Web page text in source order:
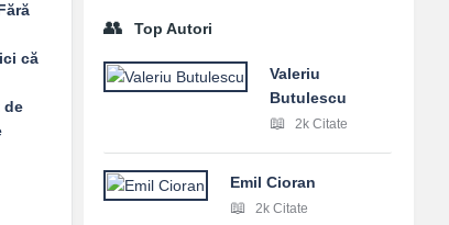
că
de
Top Autori
Valeriu
Butulescu
2k Citate
Emil Cioran
2k Citate